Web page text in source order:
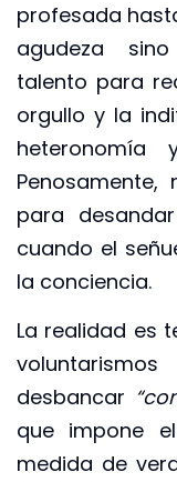
profesada
agudeza
talento para
orgullo y la
heteronomía
para
cuando el
la conciencia.
La realidad es
desbancar
que impone
medida de